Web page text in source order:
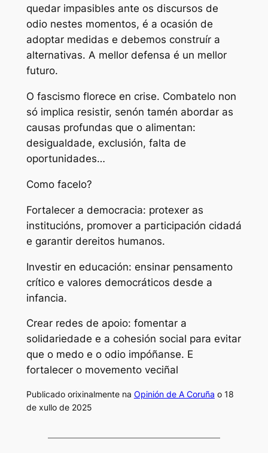
quedar impasibles ante os discursos de
odio nestes momentos, é a ocasión de
adoptar medidas e debemos construír a
alternativas. A mellor defensa é un mellor
futuro.
O fascismo florece en crise. Combatelo non
só implica resistir, senón tamén abordar as
causas profundas que o alimentan:
desigualdade, exclusión, falta de
oportunidades…
Como facelo?
Fortalecer a democracia: protexer as
institucións, promover a participación cidadá
e garantir dereitos humanos.
Investir en educación: ensinar pensamento
crítico e valores democráticos desde a
infancia.
Crear redes de apoio: fomentar a
solidariedade e a cohesión social para evitar
que o medo e o odio impóñanse. E
fortalecer o movemento veciñal
Publicado orixinalmente na Opinión de A Coruña o 18
de xullo de 2025